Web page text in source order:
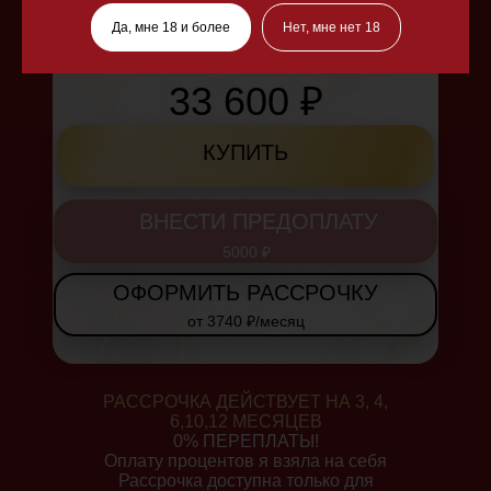
Да, мне 18 и более Нет, мне нет 18
РАССРОЧКА ДЕЙСТВУЕТ НА 3, 4,
6,10,12 МЕСЯЦЕВ
0% ПЕРЕПЛАТЫ!
Оплату процентов я взяла на себя
Рассрочка доступна только для
ДОСТУП 12 МЕСЯЦЕВ
78 000₽
33 600 ₽
КУПИТЬ
ВНЕСТИ ПРЕДОПЛАТУ
5000 ₽
ОФОРМИТЬ РАССРОЧКУ
от 3740 ₽/месяц